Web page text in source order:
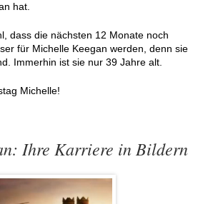
hat.
dass die nächsten 12 Monate noch
für Michelle Keegan werden, denn sie
Immerhin ist sie nur 39 Jahre alt.
Michelle!
Ihre Karriere in Bildern